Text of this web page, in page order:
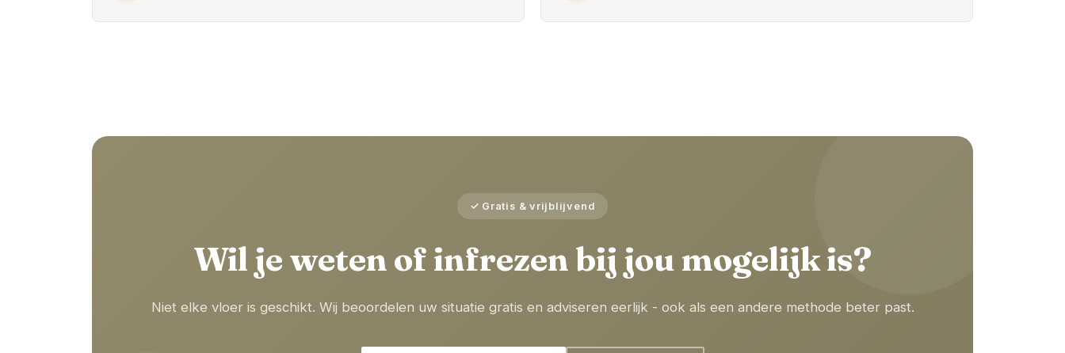
✓ Gratis & vrijblijvend
Wil je weten of infrezen bij jou mogelijk is?
Niet elke vloer is geschikt. Wij beoordelen uw situatie gratis en adviseren eerlijk - ook als een andere methode beter past.